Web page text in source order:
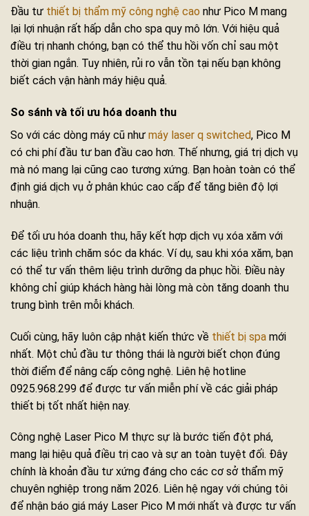
Đầu tư thiết bị thẩm mỹ công nghệ cao như Pico M mang
lại lợi nhuận rất hấp dẫn cho spa quy mô lớn. Với hiệu quả
điều trị nhanh chóng, bạn có thể thu hồi vốn chỉ sau một
thời gian ngắn. Tuy nhiên, rủi ro vẫn tồn tại nếu bạn không
biết cách vận hành máy hiệu quả.
So sánh và tối ưu hóa doanh thu
So với các dòng máy cũ như máy laser q switched, Pico M
có chi phí đầu tư ban đầu cao hơn. Thế nhưng, giá trị dịch vụ
mà nó mang lại cũng cao tương xứng. Bạn hoàn toàn có thể
định giá dịch vụ ở phân khúc cao cấp để tăng biên độ lợi
nhuận.
Để tối ưu hóa doanh thu, hãy kết hợp dịch vụ xóa xăm với
các liệu trình chăm sóc da khác. Ví dụ, sau khi xóa xăm, bạn
có thể tư vấn thêm liệu trình dưỡng da phục hồi. Điều này
không chỉ giúp khách hàng hài lòng mà còn tăng doanh thu
trung bình trên mỗi khách.
Cuối cùng, hãy luôn cập nhật kiến thức về thiết bị spa mới
nhất. Một chủ đầu tư thông thái là người biết chọn đúng
thời điểm để nâng cấp công nghệ. Liên hệ hotline
0925.968.299 để được tư vấn miễn phí về các giải pháp
thiết bị tốt nhất hiện nay.
Công nghệ Laser Pico M thực sự là bước tiến đột phá,
mang lại hiệu quả điều trị cao và sự an toàn tuyệt đối. Đây
chính là khoản đầu tư xứng đáng cho các cơ sở thẩm mỹ
chuyên nghiệp trong năm 2026. Liên hệ ngay với chúng tôi
để nhận báo giá máy Laser Pico M mới nhất và được tư vấn